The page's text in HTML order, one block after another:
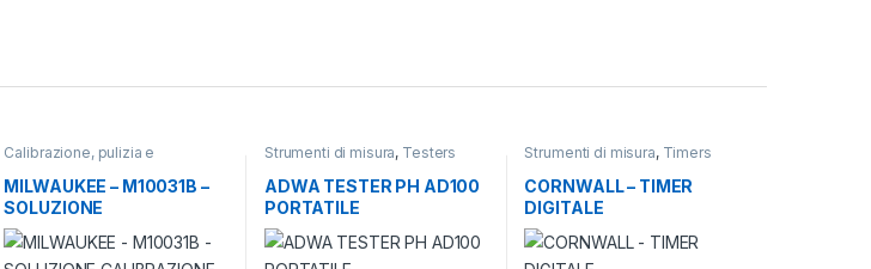
Calibrazione, pulizia e
conservazione
misura
MILWAUKEE – M10031B –
SOLUZIONE
CALIBRAZIONE EC 1413
µS/cm – 20 ML
Strumenti di misura, Testers
ADWA TESTER PH AD100
PORTATILE
Strumenti di misura, Timers
CORNWALL – TIMER
DIGITALE